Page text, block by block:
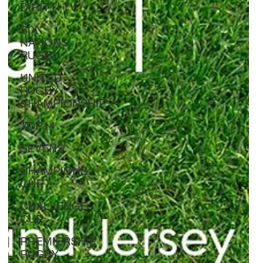
DIRITTI TV
SIX
NATIONS
RUGBY
UNITED
RUGBY
CHAMPIONSHIP
TOP14
SEVENS
CHAMPIONS
CUP
CHALLENGE
CUP
PREMIERSHIP
RUGBY